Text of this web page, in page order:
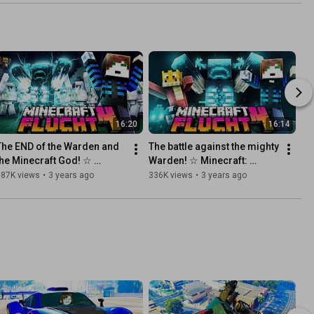
16:20
END of the Warden and
Minecraft God! ☆
Escape 4 #45
views • 3 years ago
16:14
The battle against the mighty
Warden! ☆ Minecraft:
Escape 4 #43
336K views • 3 years ago